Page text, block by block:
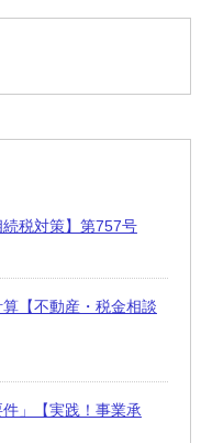
税対策】第757号
【不動産・税金相談
」【実践！事業承